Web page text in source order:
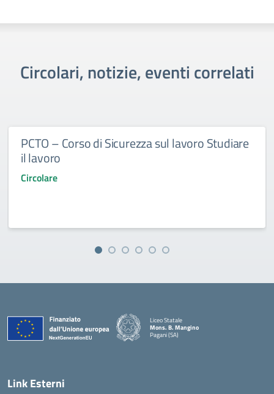
Circolari, notizie, eventi correlati
PCTO – Corso di Sicurezza sul lavoro Studiare
il lavoro
Circolare
Liceo Statale
Mons. B. Mangino
Pagani (SA)
— Visita la pagina iniziale della scuola
Link Esterni